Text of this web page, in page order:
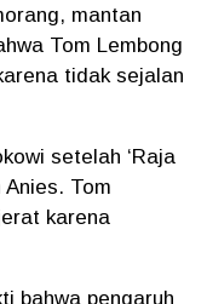
mantan
Tom Lembong
tidak sejalan
setelah ‘Raja
Tom
karena
bahwa pengaruh